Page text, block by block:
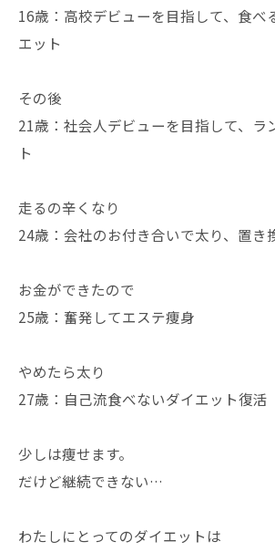
16歳：高校デビューを目指して、食べ
エット
その後
21歳：社会人デビューを目指して、ラ
ト
走るの辛くなり
24歳：会社のお付き合いで太り、置き
お金ができたので
25歳：奮発してエステ痩身
やめたら太り
27歳：自己流食べないダイエット復活
少しは痩せます。
だけど継続できない…
わたしにとってのダイエットは